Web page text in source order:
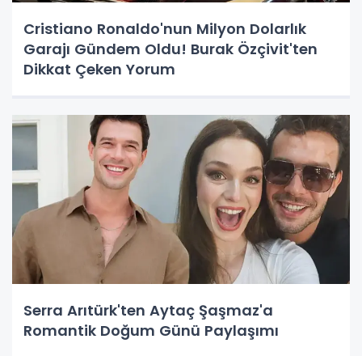
Cristiano Ronaldo'nun Milyon Dolarlık
Garajı Gündem Oldu! Burak Özçivit'ten
Dikkat Çeken Yorum
Serra Arıtürk'ten Aytaç Şaşmaz'a
Romantik Doğum Günü Paylaşımı